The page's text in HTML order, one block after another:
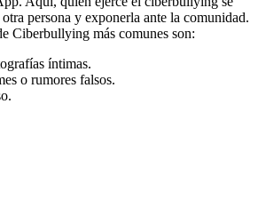
persona y exponerla ante la comunidad.
Ciberbullying más comunes son:
íntimas.
o rumores falsos.